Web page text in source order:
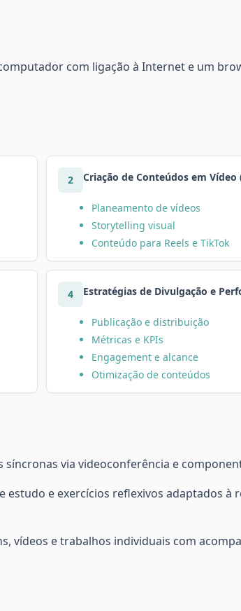
com ligação à Internet e um
2 Criação de Conteúdos em Vídeo
Planeamento de vídeos
Storytelling visual
Conteúdo para Reels e TikTok
4 Estratégias de Divulgação e
Publicação e distribuição
Métricas e KPIs
Engagement e alcance
Otimização de conteúdos
via videoconferência e
estudo e exercícios reflexivos adaptados
vídeos e trabalhos individuais com